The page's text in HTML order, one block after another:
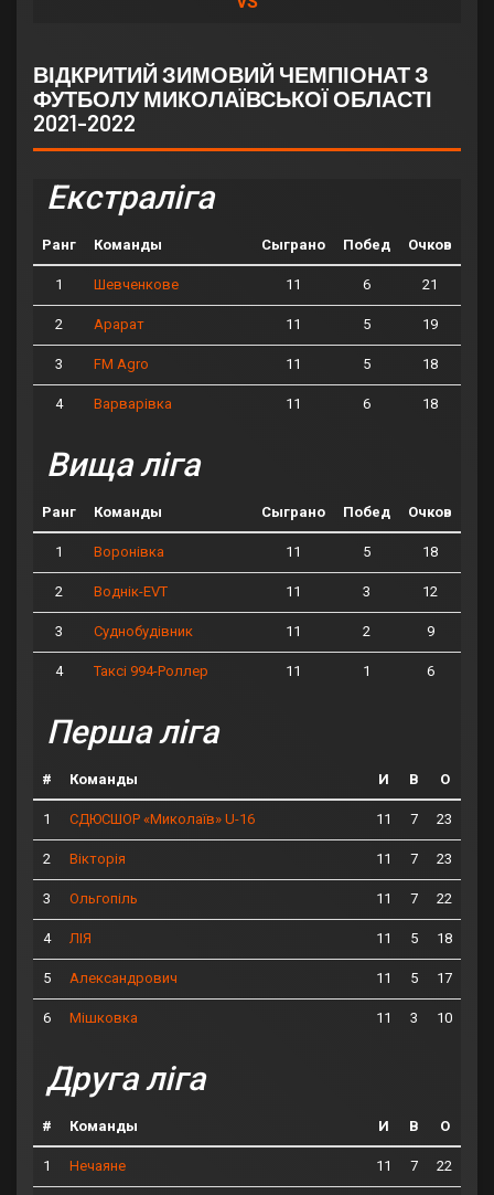
ВІДКРИТИЙ ЗИМОВИЙ ЧЕМПІОНАТ З
ФУТБОЛУ МИКОЛАЇВСЬКОЇ ОБЛАСТІ
2021-2022
Екстраліга
Ранг Команды Сыграно Побед Очков
1 Шевченкове 11 6 21
2 Арарат 11 5 19
3 FM Agro 11 5 18
4 Варварівка 11 6 18
Вища ліга
Ранг Команды Сыграно Побед Очков
1 Воронівка 11 5 18
2 Воднік-EVT 11 3 12
3 Суднобудівник 11 2 9
4 Таксі 994-Роллер 11 1 6
Перша ліга
# Команды И В О
1 СДЮСШОР «Миколаїв» U-16 11 7 23
2 Вікторія 11 7 23
3 Ольгопіль 11 7 22
4 ЛІЯ 11 5 18
5 Александрович 11 5 17
6 Мішковка 11 3 10
Друга ліга
# Команды И В О
1 Нечаяне 11 7 22